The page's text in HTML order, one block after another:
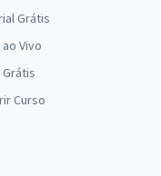
Grátis
Vivo
Grátis
Curso